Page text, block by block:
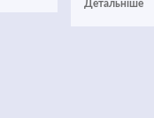
Детальніше